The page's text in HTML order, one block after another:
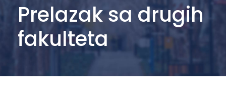
Prelazak sa drugih
fakulteta